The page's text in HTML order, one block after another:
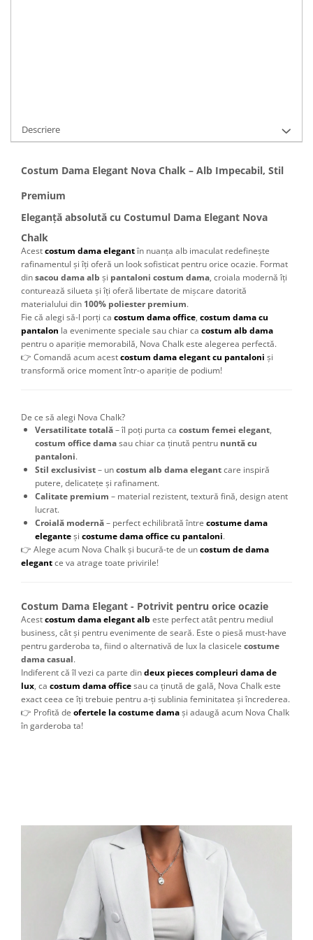
Descriere
Costum Dama Elegant Nova Chalk – Alb Impecabil, Stil
Premium
Eleganță absolută cu Costumul Dama Elegant Nova
Chalk
Acestcostum dama elegantîn nuanța alb imaculat redefinește
rafinamentul și îți oferă un look sofisticat pentru orice ocazie. Format
dinsacou dama alb și pantaloni costum dama, croiala modernă îți
conturează silueta și îți oferă libertate de mișcare datorită
materialului din 100% poliester premium.
Fie că alegi să-l porți ca costum dama office, costum dama cu
pantalon la evenimente speciale sau chiar ca costum alb dama
pentru o apariție memorabilă, Nova Chalk este alegerea perfectă.
👉 Comandă acum acestcostum dama elegant cu pantaloni și
transformă orice moment într-o apariție de podium!
De ce să alegi Nova Chalk?
Versatilitate totală– îl poți purta ca costum femei elegant,
costum office damasau chiar ca ținută pentru nuntă cu
pantaloni.
Stil exclusivist– uncostum alb dama elegantcare inspiră
putere, delicatețe și rafinament.
Calitate premium – material rezistent, textură fină, design atent
lucrat.
Croială modernă– perfect echilibrată între costume dama
eleganteși costume dama office cu pantaloni.
👉 Alege acum Nova Chalk și bucură-te de uncostum de dama
elegantce va atrage toate privirile!
Costum Dama Elegant - Potrivit pentru orice ocazie
Acestcostum dama elegant alb este perfect atât pentru mediul
business, cât și pentru evenimente de seară. Este o piesă must-have
pentru garderoba ta, fiind o alternativă de lux la clasicele costume
dama casual.
Indiferent că îl vezi ca parte dindeux pieces compleuri dama de
lux, ca costum dama officesau ca ținută de gală, Nova Chalk este
exact ceea ce îți trebuie pentru a-ți sublinia feminitatea și încrederea.
👉 Profită de ofertele la costume damași adaugă acum Nova Chalk
în garderoba ta!